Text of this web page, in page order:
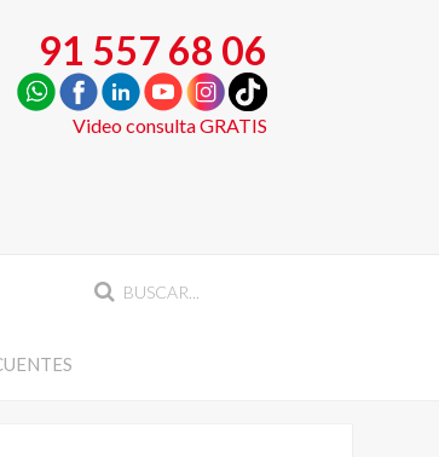
91 557 68 06
Video consulta GRATIS